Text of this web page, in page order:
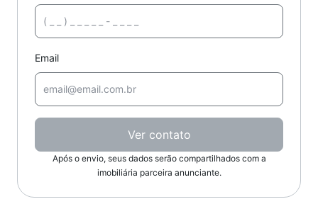
Email
Ver contato
Após o envio, seus dados serão compartilhados com a
imobiliária parceira anunciante.